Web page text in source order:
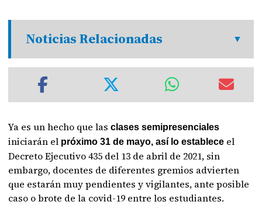
Noticias Relacionadas
Ya es un hecho que las clases semipresenciales
iniciarán el próximo 31 de mayo, así lo establece el
Decreto Ejecutivo 435 del 13 de abril de 2021, sin
embargo, docentes de diferentes gremios advierten
que estarán muy pendientes y vigilantes, ante posible
caso o brote de la covid-19 entre los estudiantes.